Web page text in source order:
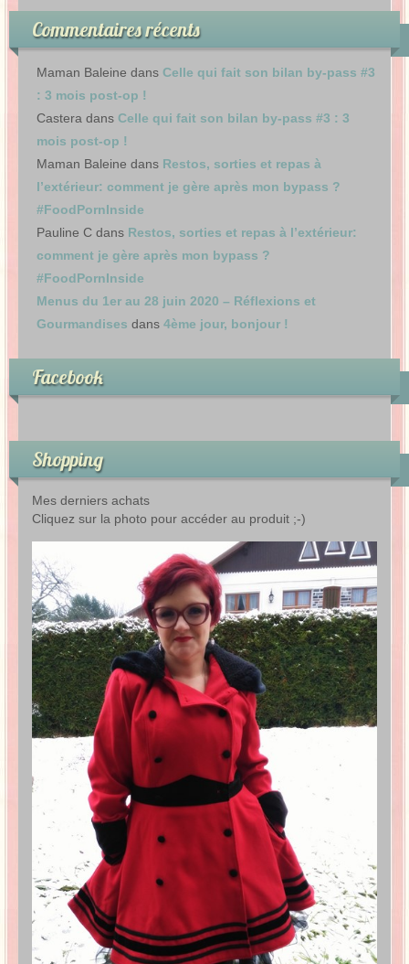
Commentaires récents
Maman Baleine dans Celle qui fait son bilan by-pass #3
: 3 mois post-op !
Castera dans Celle qui fait son bilan by-pass #3 : 3
mois post-op !
Maman Baleine dans Restos, sorties et repas à
l’extérieur: comment je gère après mon bypass ?
#FoodPornInside
Pauline C dans Restos, sorties et repas à l’extérieur:
comment je gère après mon bypass ?
#FoodPornInside
Menus du 1er au 28 juin 2020 – Réflexions et
Gourmandises dans 4ème jour, bonjour !
Facebook
Shopping
Mes derniers achats
Cliquez sur la photo pour accéder au produit ;-)